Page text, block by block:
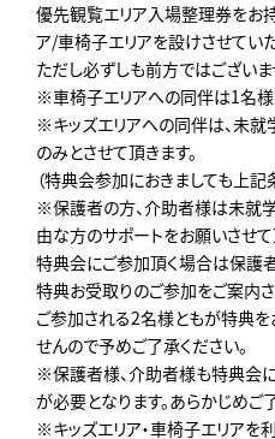
優先観覧エリア入場整理券をお
ア/車椅子エリアを設けさせてい
ただし必ずしも前方ではござい
※車椅子エリアへの同伴は1名様
※キッズエリアへの同伴は、未
のみとさせて頂きます。
（特典会参加におきましても上記
※保護者の方、介助者様は未就
由な方のサポートをお願いさせて
特典会にご参加頂く場合は保護
特典お受取りのご参加をご案内さ
ご参加される2名様ともが特典
せんので予めご了承ください。
※保護者様、介助者様も特典会
が必要となります。あらかじめご
※キッズエリア・車椅子エリアを